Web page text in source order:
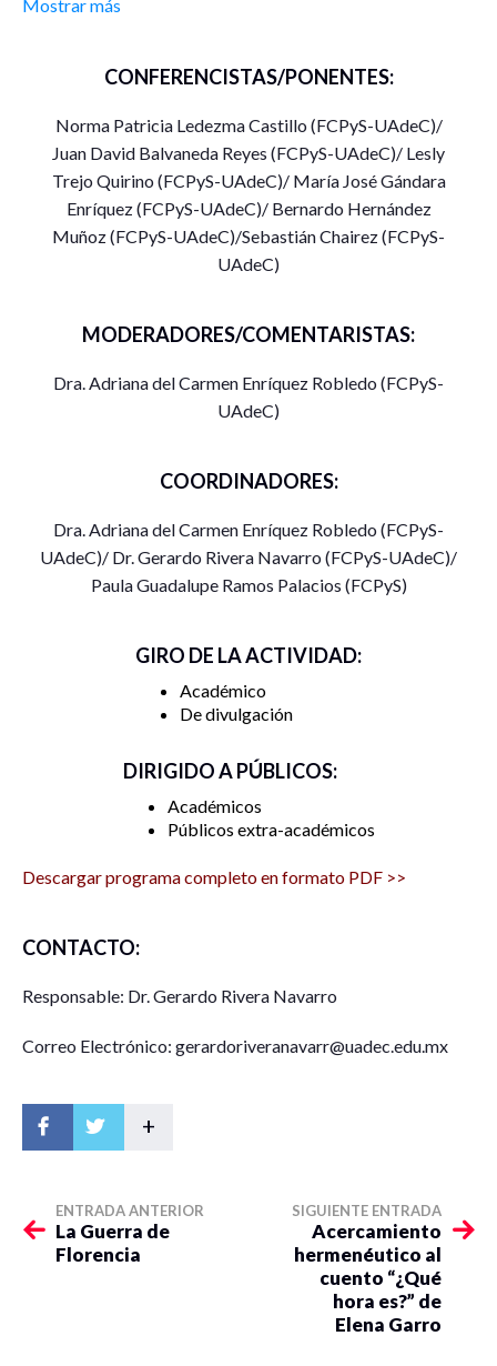
Mostrar más
CONFERENCISTAS/PONENTES:
Norma Patricia Ledezma Castillo (FCPyS-UAdeC)/
Juan David Balvaneda Reyes (FCPyS-UAdeC)/ Lesly
Trejo Quirino (FCPyS-UAdeC)/ María José Gándara
Enríquez (FCPyS-UAdeC)/ Bernardo Hernández
Muñoz (FCPyS-UAdeC)/Sebastián Chairez (FCPyS-
UAdeC)
MODERADORES/COMENTARISTAS:
Dra. Adriana del Carmen Enríquez Robledo (FCPyS-
UAdeC)
COORDINADORES:
Dra. Adriana del Carmen Enríquez Robledo (FCPyS-
UAdeC)/ Dr. Gerardo Rivera Navarro (FCPyS-UAdeC)/
Paula Guadalupe Ramos Palacios (FCPyS)
GIRO DE LA ACTIVIDAD:
Académico
De divulgación
DIRIGIDO A PÚBLICOS:
Académicos
Públicos extra-académicos
Descargar programa completo en formato PDF >>
CONTACTO:
Responsable: Dr. Gerardo Rivera Navarro
Correo Electrónico: gerardoriveranavarr@uadec.edu.mx
+
ENTRADA ANTERIOR
La Guerra de
Florencia
SIGUIENTE ENTRADA
Acercamiento
hermenéutico al
cuento “¿Qué
hora es?” de
Elena Garro